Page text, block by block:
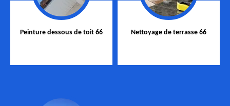
Peinture dessous de toit 66 Nettoyage de terrasse 66